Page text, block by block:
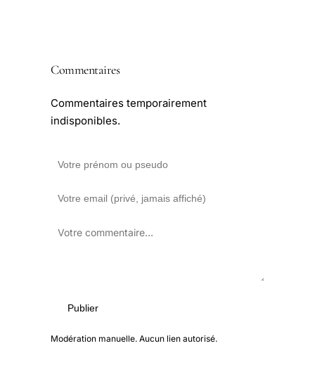
Commentaires
Commentaires temporairement
indisponibles.
Publier
Modération manuelle. Aucun lien autorisé.